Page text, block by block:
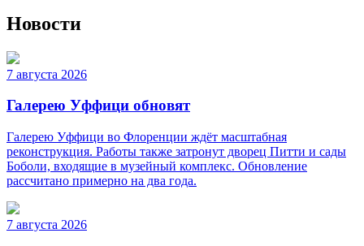
Новости
7 августа 2026
Галерею Уффици обновят
Галерею Уффици во Флоренции ждёт масштабная
реконструкция. Работы также затронут дворец Питти и сады
Боболи, входящие в музейный комплекс. Обновление
рассчитано примерно на два года.
7 августа 2026